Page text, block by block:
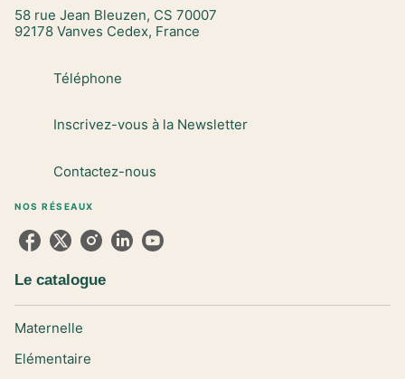
58 rue Jean Bleuzen, CS 70007
92178 Vanves Cedex, France
Téléphone
Inscrivez-vous à la Newsletter
Contactez-nous
NOS RÉSEAUX
Le catalogue
Maternelle
Elémentaire